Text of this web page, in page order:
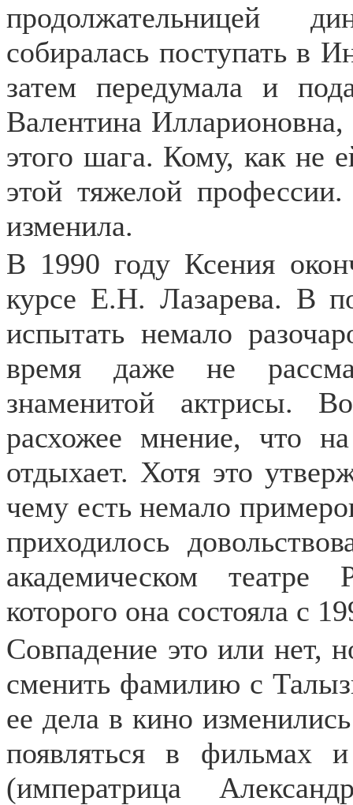
продолжательницей
собиралась поступать в
затем передумала и
Валентина Илларионовна,
этого шага. Кому, как не
этой тяжелой
изменила.
В 1990 году Ксения
курсе Е.Н. Лазарева. В
испытать немало
время даже не
знаменитой актрисы.
расхожее мнение, что
отдыхает. Хотя это
чему есть немало
приходилось
академическом
которого она состояла с
Совпадение это или нет,
сменить фамилию с
ее дела в кино
появляться в фильмах
(императрица